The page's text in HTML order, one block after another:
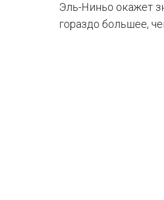
Эль-Ниньо окажет
гораздо большее,